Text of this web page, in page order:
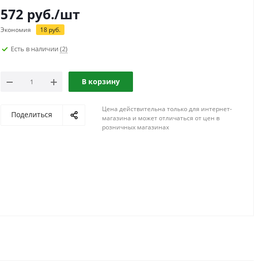
572 руб./шт
Экономия 18 руб.
Есть в наличии (2)
В корзину
Поделиться
Цена действительна только для интернет-
магазина и может отличаться от цен в
розничных магазинах